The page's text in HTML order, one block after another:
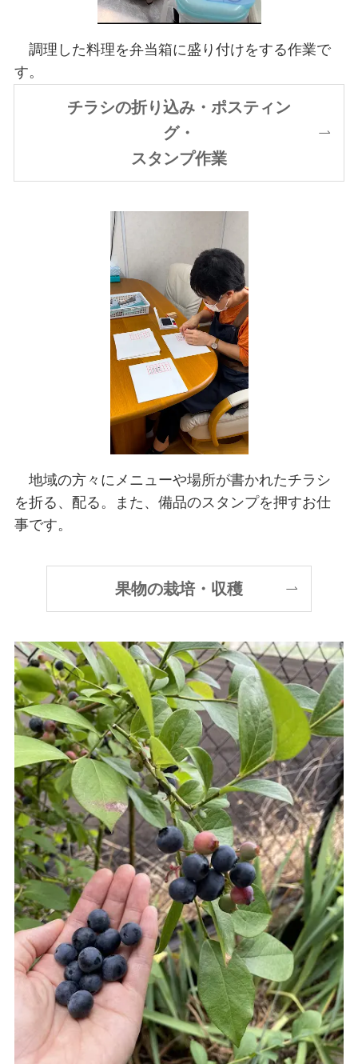
調理した料理を弁当箱に盛り付けをする作業で
す。
チラシの折り込み・ポスティン
グ・
スタンプ作業
地域の方々にメニューや場所が書かれたチラシ
を折る、配る。また、備品のスタンプを押すお仕
事です。
果物の栽培・収穫